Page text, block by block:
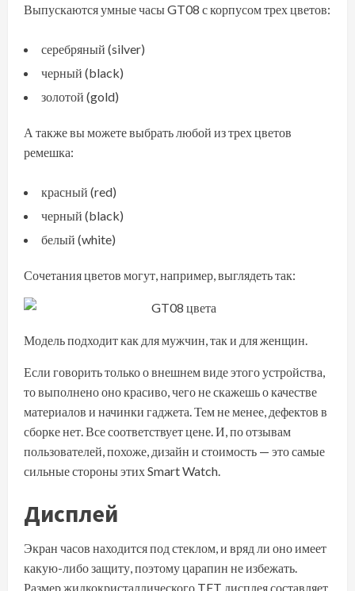
Выпускаются умные часы GT08 с корпусом трех цветов:
серебряный (silver)
черный (black)
золотой (gold)
А также вы можете выбрать любой из трех цветов
ремешка:
красный (red)
черный (black)
белый (white)
Сочетания цветов могут, например, выглядеть так:
Модель подходит как для мужчин, так и для женщин.
Если говорить только о внешнем виде этого устройства,
то выполнено оно красиво, чего не скажешь о качестве
материалов и начинки гаджета. Тем не менее, дефектов в
сборке нет. Все соответствует цене. И, по отзывам
пользователей, похоже, дизайн и стоимость — это самые
сильные стороны этих Smart Watch.
Дисплей
Экран часов находится под стеклом, и вряд ли оно имеет
какую-либо защиту, поэтому царапин не избежать.
Размер жидкокристаллического TFT дисплея составляет